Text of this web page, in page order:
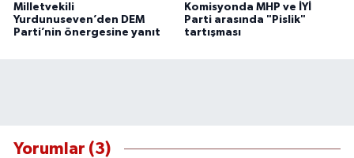
Milletvekili
Yurdunuseven’den DEM
Parti’nin önergesine yanıt
Komisyonda MHP ve İYİ
Parti arasında "Pislik"
tartışması
Yorumlar (3)